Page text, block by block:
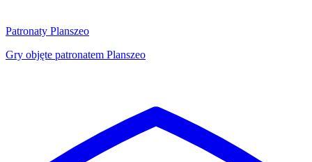
Patronaty Planszeo
Gry objęte patronatem Planszeo